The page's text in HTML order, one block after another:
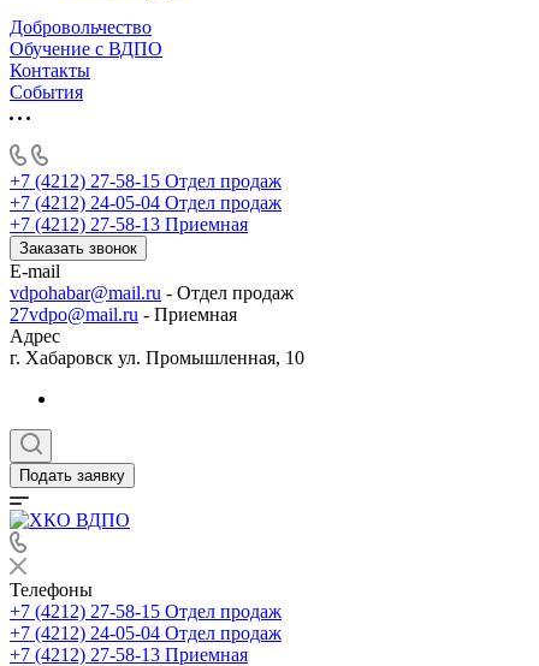
Добровольчество
Обучение с ВДПО
Контакты
События
+7 (4212) 27-58-15 Отдел продаж
+7 (4212) 24-05-04 Отдел продаж
+7 (4212) 27-58-13 Приемная
Заказать звонок
E-mail
vdpohabar@mail.ru - Отдел продаж
27vdpo@mail.ru - Приемная
Адрес
г. Хабаровск ул. Промышленная, 10
Подать заявку
Телефоны
+7 (4212) 27-58-15 Отдел продаж
+7 (4212) 24-05-04 Отдел продаж
+7 (4212) 27-58-13 Приемная